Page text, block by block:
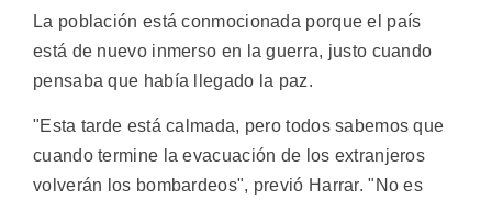
La población está conmocionada porque el país
está de nuevo inmerso en la guerra, justo cuando
pensaba que había llegado la paz.
"Esta tarde está calmada, pero todos sabemos que
cuando termine la evacuación de los extranjeros
volverán los bombardeos", previó Harrar. "No es